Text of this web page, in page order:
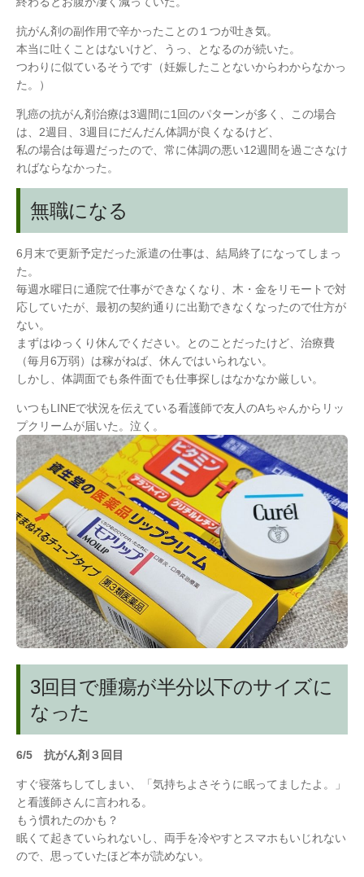
抗がん剤の副作用で辛かったことの１つが吐き気。
本当に吐くことはないけど、うっ、となるのが続いた。
つわりに似ているそうです（妊娠したことないからわからなかっ
た。）
乳癌の抗がん剤治療は3週間に1回のパターンが多く、この場合
は、2週目、3週目にだんだん体調が良くなるけど、
私の場合は毎週だったので、常に体調の悪い12週間を過ごさなけ
ればならなかった。
無職になる
6月末で更新予定だった派遣の仕事は、結局終了になってしまっ
た。
毎週水曜日に通院で仕事ができなくなり、木・金をリモートで対
応していたが、最初の契約通りに出勤できなくなったので仕方が
ない。
まずはゆっくり休んでください。とのことだったけど、治療費
（毎月6万弱）は稼がねば、休んではいられない。
しかし、体調面でも条件面でも仕事探しはなかなか厳しい。
いつもLINEで状況を伝えている看護師で友人のAちゃんからリッ
プクリームが届いた。泣く。
3回目で腫瘍が半分以下のサイズに
なった
6/5 抗がん剤３回目
すぐ寝落ちしてしまい、「気持ちよさそうに眠ってましたよ。」
と看護師さんに言われる。
もう慣れたのかも？
眠くて起きていられないし、両手を冷やすとスマホもいじれない
ので、思っていたほど本が読めない。